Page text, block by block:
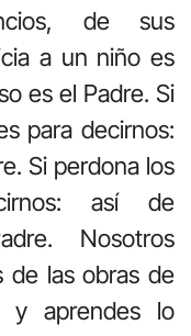
de sus
a un niño es
es el Padre. Si
para decirnos:
Si perdona los
así de
Nosotros
de las obras de
y aprendes lo